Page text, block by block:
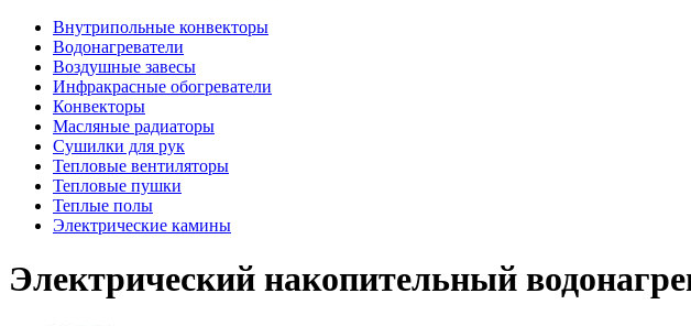
Внутрипольные конвекторы
Водонагреватели
Воздушные завесы
Инфракрасные обогреватели
Конвекторы
Масляные радиаторы
Сушилки для рук
Тепловые вентиляторы
Тепловые пушки
Теплые полы
Электрические камины
Электрический накопительный